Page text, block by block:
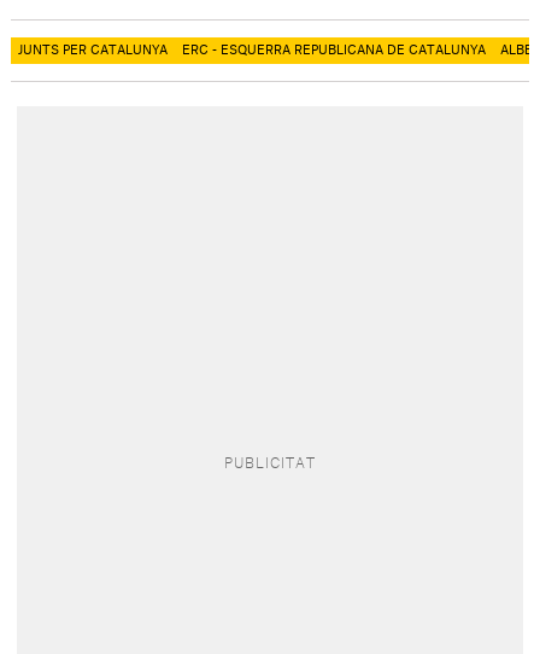
JUNTS PER CATALUNYA ERC - ESQUERRA REPUBLICANA DE CATALUNYA